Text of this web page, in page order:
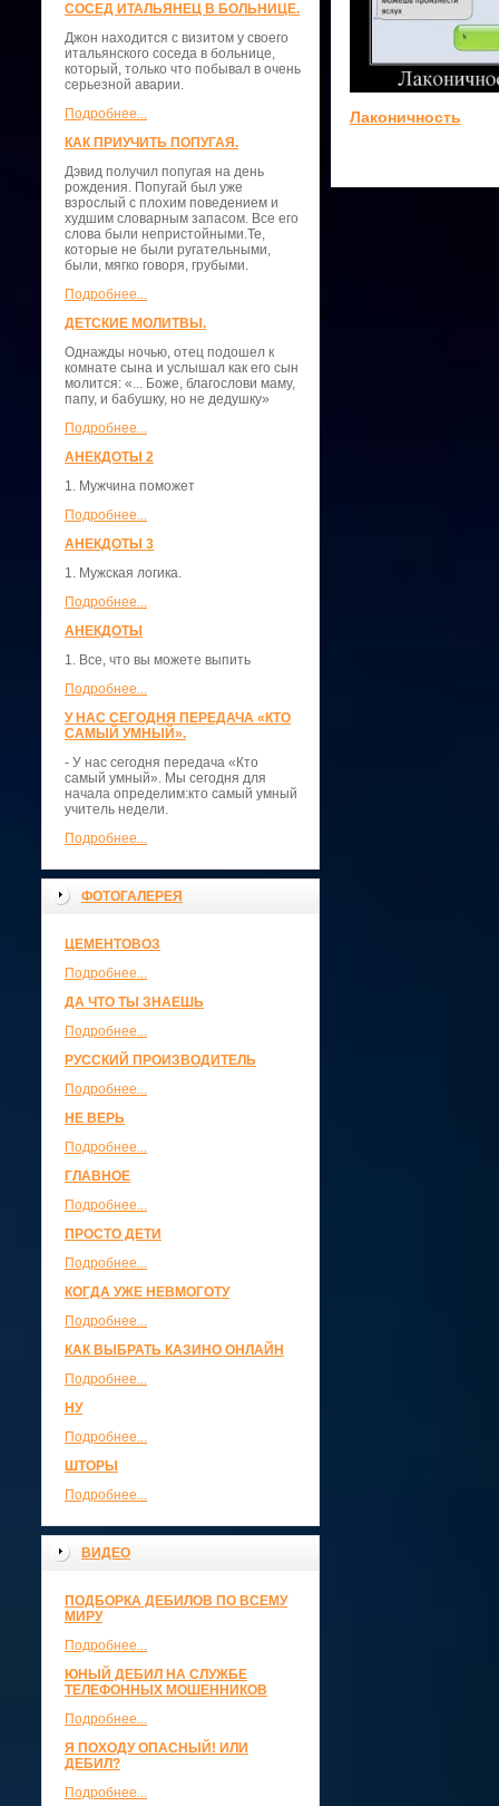
СОСЕД ИТАЛЬЯНЕЦ В БОЛЬНИЦЕ.
Джон находится с визитом у своего
итальянского соседа в больнице,
который, только что побывал в очень
серьезной аварии.
Подробнее...
КАК ПРИУЧИТЬ ПОПУГАЯ.
Дэвид получил попугая на день
рождения. Попугай был уже
взрослый с плохим поведением и
худшим словарным запасом. Все его
слова были непристойными.Те,
которые не были ругательными,
были, мягко говоря, грубыми.
Подробнее...
ДЕТСКИЕ МОЛИТВЫ.
Однажды ночью, отец подошел к
комнате сына и услышал как его сын
молится: «... Боже, благослови маму,
папу, и бабушку, но не дедушку»
Подробнее...
АНЕКДОТЫ 2
1. Мужчина поможет
Подробнее...
АНЕКДОТЫ 3
1. Мужская логика.
Подробнее...
АНЕКДОТЫ
1. Все, что вы можете выпить
Подробнее...
У НАС СЕГОДНЯ ПЕРЕДАЧА «КТО
САМЫЙ УМНЫЙ».
- У нас сегодня передача «Кто
самый умный». Мы сегодня для
начала определим:кто самый умный
учитель недели.
Подробнее...
ФОТОГАЛЕРЕЯ
ЦЕМЕНТОВОЗ
Подробнее...
ДА ЧТО ТЫ ЗНАЕШЬ
Подробнее...
РУССКИЙ ПРОИЗВОДИТЕЛЬ
Подробнее...
НЕ ВЕРЬ
Подробнее...
ГЛАВНОЕ
Подробнее...
ПРОСТО ДЕТИ
Подробнее...
КОГДА УЖЕ НЕВМОГОТУ
Подробнее...
КАК ВЫБРАТЬ КАЗИНО ОНЛАЙН
Подробнее...
НУ
Подробнее...
ШТОРЫ
Подробнее...
ВИДЕО
ПОДБОРКА ДЕБИЛОВ ПО ВСЕМУ
МИРУ
Подробнее...
ЮНЫЙ ДЕБИЛ НА СЛУЖБЕ
ТЕЛЕФОННЫХ МОШЕННИКОВ
Подробнее...
Я ПОХОДУ ОПАСНЫЙ! ИЛИ
ДЕБИЛ?
Подробнее...
Лаконичность